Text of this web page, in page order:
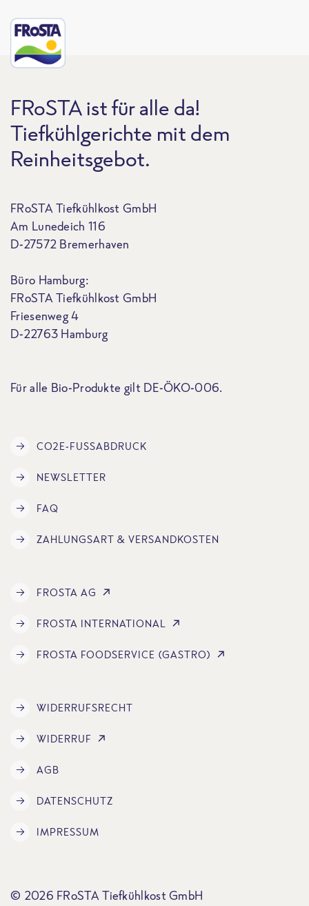
FRoSTA ist für alle da!
Tiefkühlgerichte mit dem
Reinheitsgebot.
FRoSTA Tiefkühlkost GmbH
Am Lunedeich 116
D-27572 Bremerhaven
Büro Hamburg:
FRoSTA Tiefkühlkost GmbH
Friesenweg 4
D-22763 Hamburg
Für alle Bio-Produkte gilt DE-ÖKO-006.
CO2E-FUSSABDRUCK
NEWSLETTER
FAQ
ZAHLUNGSART & VERSANDKOSTEN
FROSTA AG
FROSTA INTERNATIONAL
FROSTA FOODSERVICE (GASTRO)
WIDERRUFSRECHT
WIDERRUF
AGB
DATENSCHUTZ
IMPRESSUM
© 2026 FRoSTA Tiefkühlkost GmbH